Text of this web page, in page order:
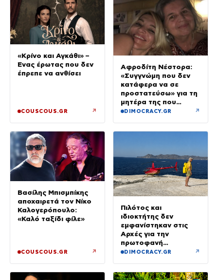
«Κρίνο και Αγκάθι» –
Ένας έρωτας που δεν
έπρεπε να ανθίσει
COUSCOUS.GR ↗
Αφροδίτη Νέστορα:
«Συγγνώμη που δεν
κατάφερα να σε
προστατεύσω» για τη
μητέρα της που
σκοτώθηκε στην
DIMOCRACY.GR ↗
Βασίλης Μπισμπίκης
αποχαιρετά τον Νίκο
Καλογερόπουλο:
«Καλό ταξίδι φίλε»
COUSCOUS.GR ↗
Πιλότος και
ιδιοκτήτης δεν
εμφανίστηκαν στις
Αρχές για την
πρωτοφανή
προσγείωση του
DIMOCRACY.GR ↗